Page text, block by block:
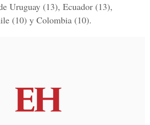
Uruguay (13), Ecuador (13),
(10) y Colombia (10).